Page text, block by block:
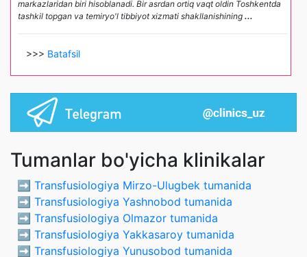
markazlaridan biri hisoblanadi. Bir asrdan ortiq vaqt oldin Toshkentda
tashkil topgan va temiryo'l tibbiyot xizmati shakllanishining ...
>>> Batafsil
Tumanlar bo'yicha klinikalar
➡️ Transfusiologiya Mirzo-Ulugbek tumanida
➡️ Transfusiologiya Yashnobod tumanida
➡️ Transfusiologiya Olmazor tumanida
➡️ Transfusiologiya Yakkasaroy tumanida
➡️ Transfusiologiya Yunusobod tumanida